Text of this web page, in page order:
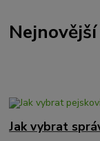
Co dát psovi na Vánoce?
Jak udělat domácí
Jak vybrat